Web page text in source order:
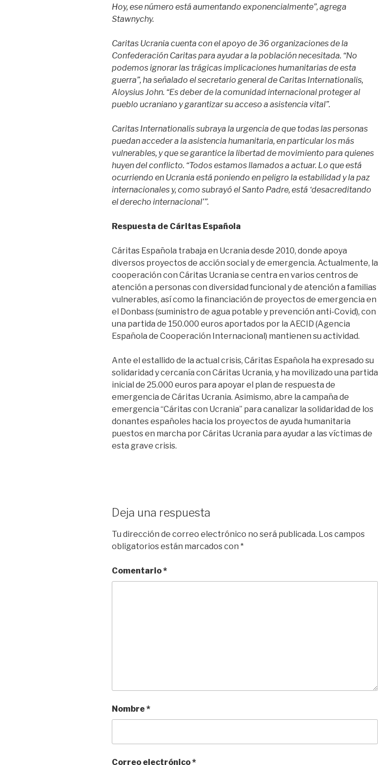
Hoy, ese número está aumentando exponencialmente”, agrega
Stawnychy.
Caritas Ucrania cuenta con el apoyo de 36 organizaciones de la
Confederación Caritas para ayudar a la población necesitada. “No
podemos ignorar las trágicas implicaciones humanitarias de esta
guerra”, ha señalado el secretario general de Caritas Internationalis,
Aloysius John. “Es deber de la comunidad internacional proteger al
pueblo ucraniano y garantizar su acceso a asistencia vital”.
Caritas Internationalis subraya la urgencia de que todas las personas
puedan acceder a la asistencia humanitaria, en particular los más
vulnerables, y que se garantice la libertad de movimiento para quienes
huyen del conflicto. “Todos estamos llamados a actuar. Lo que está
ocurriendo en Ucrania está poniendo en peligro la estabilidad y la paz
internacionales y, como subrayó el Santo Padre, está ‘desacreditando
el derecho internacional’”.
Respuesta de Cáritas Española
Cáritas Española trabaja en Ucrania desde 2010, donde apoya
diversos proyectos de acción social y de emergencia. Actualmente, la
cooperación con Cáritas Ucrania se centra en varios centros de
atención a personas con diversidad funcional y de atención a familias
vulnerables, así como la financiación de proyectos de emergencia en
el Donbass (suministro de agua potable y prevención anti-Covid), con
una partida de 150.000 euros aportados por la AECID (Agencia
Española de Cooperación Internacional) mantienen su actividad.
Ante el estallido de la actual crisis, Cáritas Española ha expresado su
solidaridad y cercanía con Cáritas Ucrania, y ha movilizado una partida
inicial de 25.000 euros para apoyar el plan de respuesta de
emergencia de Cáritas Ucrania. Asimismo, abre la campaña de
emergencia “Cáritas con Ucrania” para canalizar la solidaridad de los
donantes españoles hacia los proyectos de ayuda humanitaria
puestos en marcha por Cáritas Ucrania para ayudar a las víctimas de
esta grave crisis.
Deja una respuesta
Tu dirección de correo electrónico no será publicada. Los campos
obligatorios están marcados con *
Comentario*
Nombre*
Correo electrónico*